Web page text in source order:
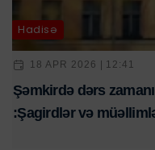
Hadisə
18 APR 2026 | 12:41
Şəmkirdə dərs
:Şagirdlər və